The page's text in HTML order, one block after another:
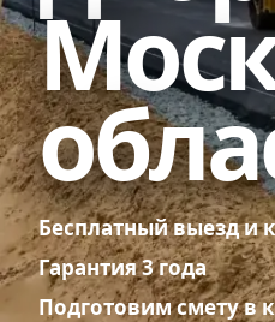
Бесплатный выезд и
Гарантия 3 года
Подготовим смету в